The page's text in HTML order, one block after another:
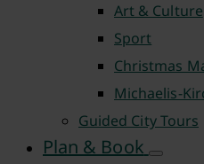
Art & Culture
Sport
Christmas
Michaelis-
Guided City Tours
Plan & Book